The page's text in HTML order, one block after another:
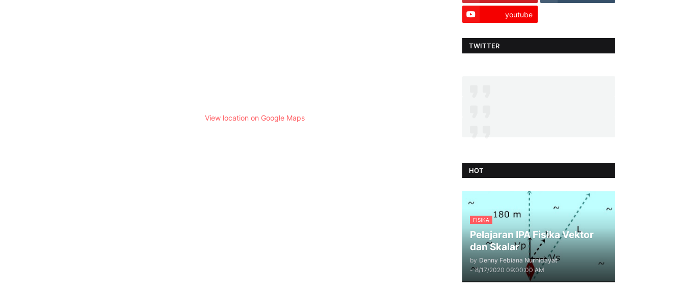
View location on Google Maps
youtube
TWITTER
HOT
FISIKA
Pelajaran IPA Fisika Vektor
dan Skalar
by Denny Febiana Nurhidayat
- 8/17/2020 09:00:00 AM